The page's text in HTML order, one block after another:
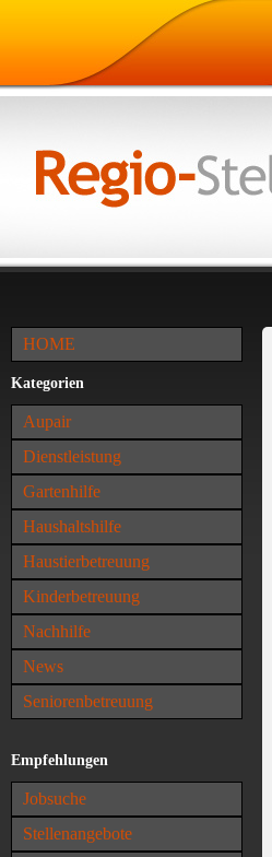
HOME
Kategorien
Aupair
Dienstleistung
Gartenhilfe
Haushaltshilfe
Haustierbetreuung
Kinderbetreuung
Nachhilfe
News
Seniorenbetreuung
Empfehlungen
Jobsuche
Stellenangebote